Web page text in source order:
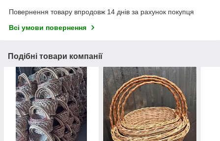
Повернення товару впродовж 14 днів за рахунок покупця
Всі умови повернення
Подібні товари компанії